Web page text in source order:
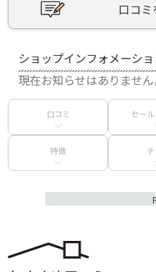
口コミ
ショップインフォメーシ
現在お知らせはありません
口コミ セー
特徴